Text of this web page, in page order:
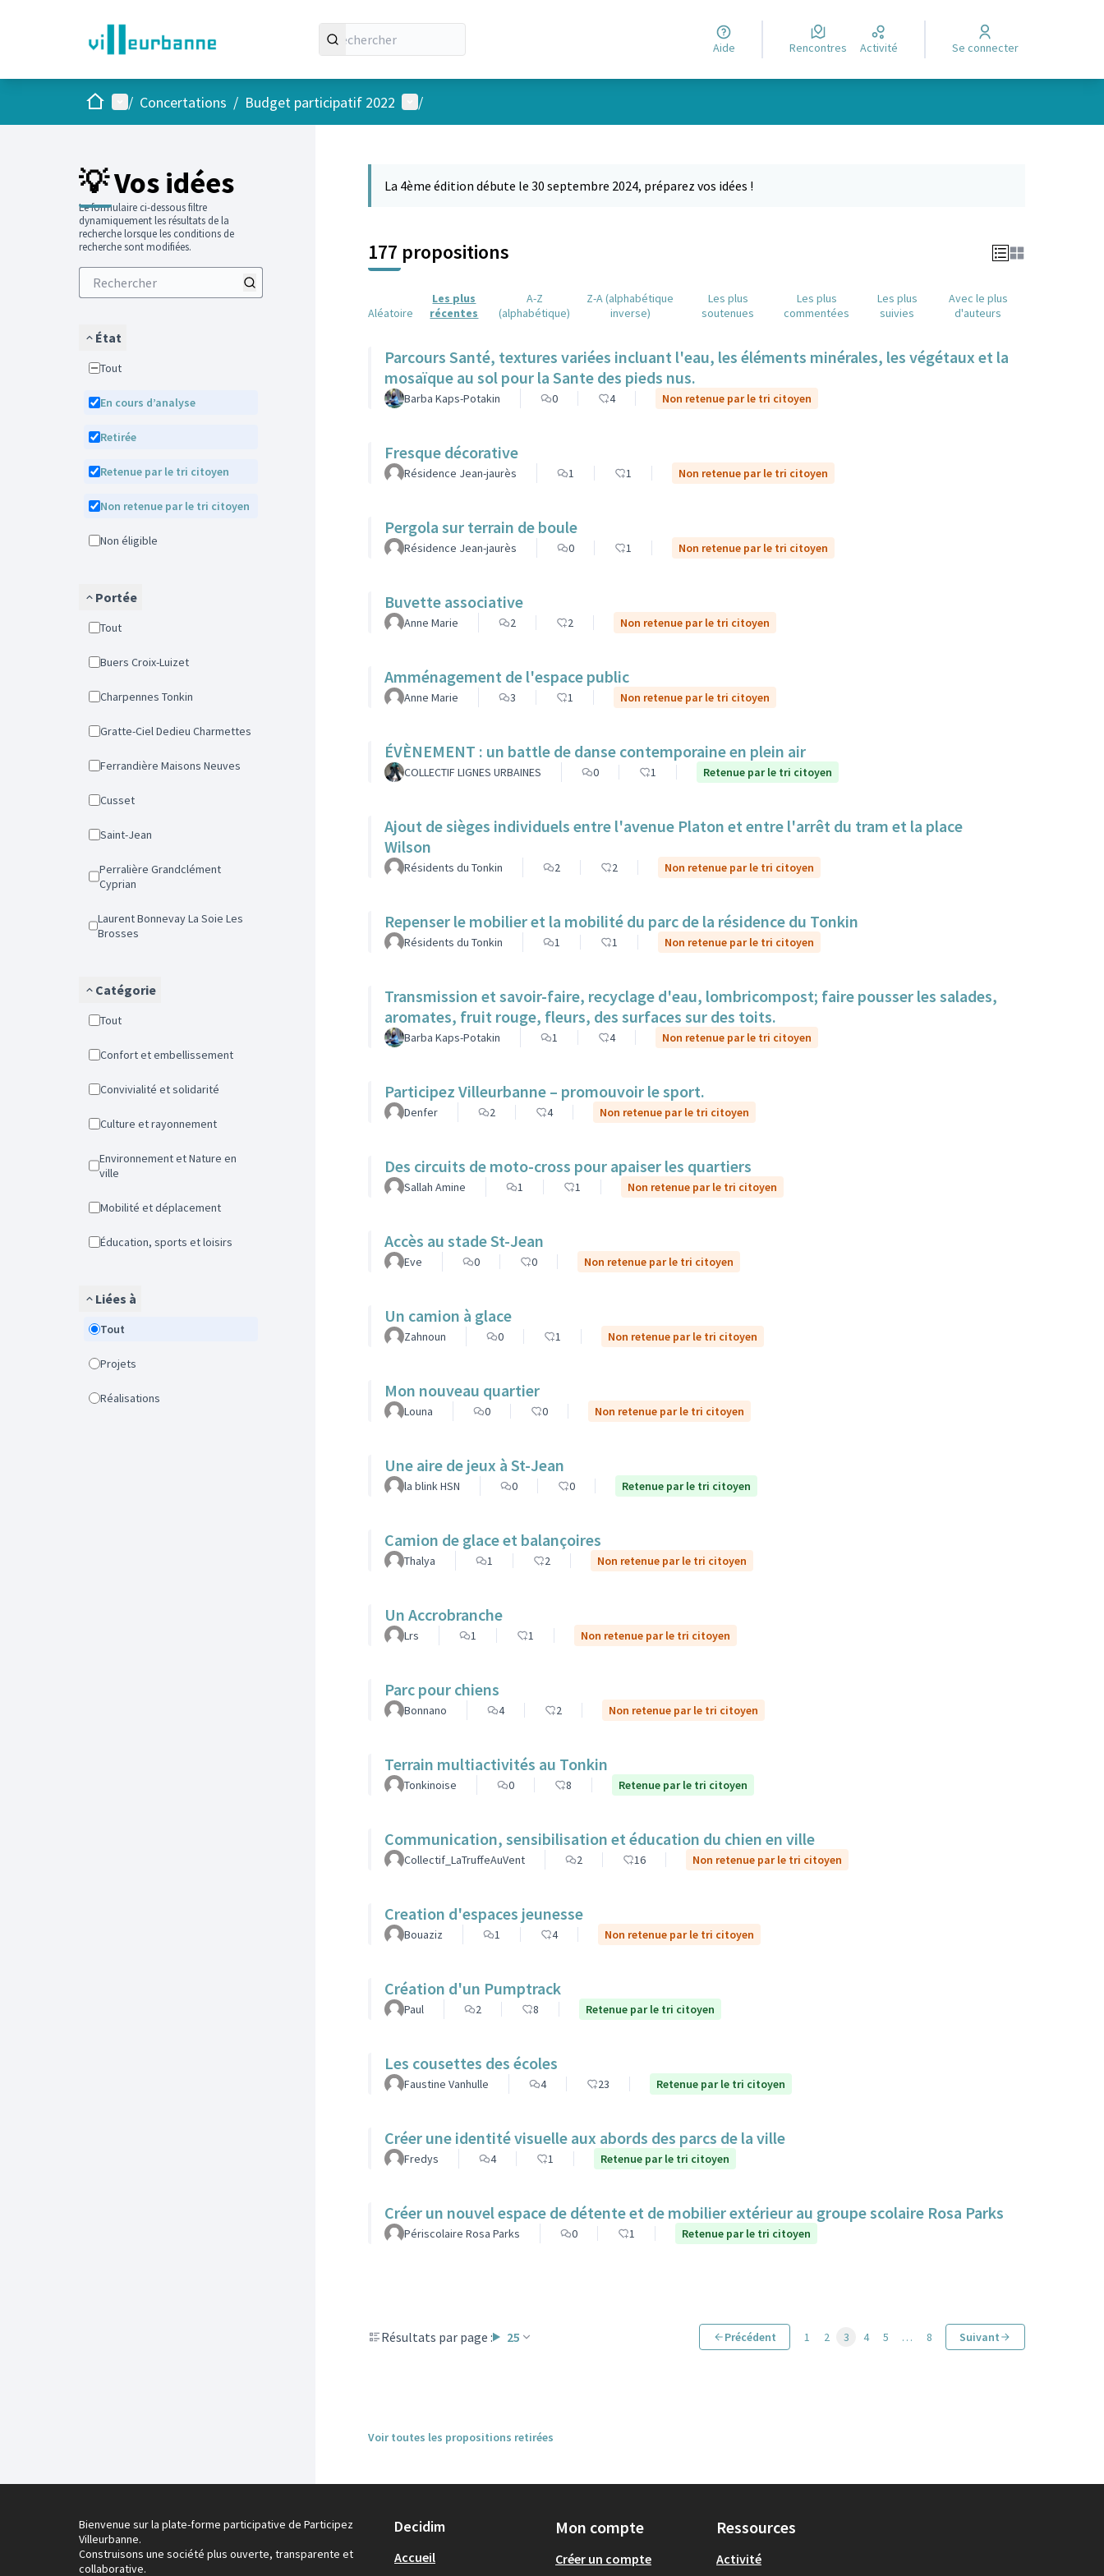
Aide Rencontres Activité Se connecter
AccueilMenu principal
/ Concertations / Budget participatif 2022 Menu utilisateur
/
💡 Vos idées
Le formulaire ci-dessous filtre
dynamiquement les résultats de la
recherche lorsque les conditions de
recherche sont modifiées.
État
Tout
En cours d’analyse
Retirée
Retenue par le tri citoyen
Non retenue par le tri citoyen
Non éligible
Portée
Tout
Buers Croix-Luizet
Charpennes Tonkin
Gratte-Ciel Dedieu Charmettes
Ferrandière Maisons Neuves
Cusset
Saint-Jean
Perralière Grandclément
Cyprian
Laurent Bonnevay La Soie Les
Brosses
Catégorie
Tout
Confort et embellissement
Convivialité et solidarité
Culture et rayonnement
Environnement et Nature en
ville
Mobilité et déplacement
Éducation, sports et loisirs
Liées à
Tout
Projets
Réalisations
La 4ème édition débute le 30 septembre 2024, préparez vos idées !
177 propositions
Aléatoire
Les plus
récentes
A-Z
(alphabétique)
Z-A (alphabétique
inverse)
Les plus
soutenues
Les plus
commentées
Les plus
suivies
Avec le plus
d'auteurs
Parcours Santé, textures variées incluant l'eau, les éléments minérales, les végétaux et la
mosaïque au sol pour la Sante des pieds nus.
Barba Kaps-Potakin 0 4 Non retenue par le tri citoyen
Fresque décorative
Résidence Jean-jaurès 1 1 Non retenue par le tri citoyen
Pergola sur terrain de boule
Résidence Jean-jaurès 0 1 Non retenue par le tri citoyen
Buvette associative
Anne Marie 2 2 Non retenue par le tri citoyen
Amménagement de l'espace public
Anne Marie 3 1 Non retenue par le tri citoyen
ÉVÈNEMENT : un battle de danse contemporaine en plein air
COLLECTIF LIGNES URBAINES 0 1 Retenue par le tri citoyen
Ajout de sièges individuels entre l'avenue Platon et entre l'arrêt du tram et la place
Wilson
Résidents du Tonkin 2 2 Non retenue par le tri citoyen
Repenser le mobilier et la mobilité du parc de la résidence du Tonkin
Résidents du Tonkin 1 1 Non retenue par le tri citoyen
Transmission et savoir-faire, recyclage d'eau, lombricompost; faire pousser les salades,
aromates, fruit rouge, fleurs, des surfaces sur des toits.
Barba Kaps-Potakin 1 4 Non retenue par le tri citoyen
Participez Villeurbanne – promouvoir le sport.
Denfer 2 4 Non retenue par le tri citoyen
Des circuits de moto-cross pour apaiser les quartiers
Sallah Amine 1 1 Non retenue par le tri citoyen
Accès au stade St-Jean
Eve 0 0 Non retenue par le tri citoyen
Un camion à glace
Zahnoun 0 1 Non retenue par le tri citoyen
Mon nouveau quartier
Louna 0 0 Non retenue par le tri citoyen
Une aire de jeux à St-Jean
la blink HSN 0 0 Retenue par le tri citoyen
Camion de glace et balançoires
Thalya 1 2 Non retenue par le tri citoyen
Un Accrobranche
Lrs 1 1 Non retenue par le tri citoyen
Parc pour chiens
Bonnano 4 2 Non retenue par le tri citoyen
Terrain multiactivités au Tonkin
Tonkinoise 0 8 Retenue par le tri citoyen
Communication, sensibilisation et éducation du chien en ville
Collectif_LaTruffeAuVent 2 16 Non retenue par le tri citoyen
Creation d'espaces jeunesse
Bouaziz 1 4 Non retenue par le tri citoyen
Création d'un Pumptrack
Paul 2 8 Retenue par le tri citoyen
Les cousettes des écoles
Faustine Vanhulle 4 23 Retenue par le tri citoyen
Créer une identité visuelle aux abords des parcs de la ville
Fredys 4 1 Retenue par le tri citoyen
Créer un nouvel espace de détente et de mobilier extérieur au groupe scolaire Rosa Parks
Périscolaire Rosa Parks 0 1 Retenue par le tri citoyen
Résultats par page : 25 Précédent 1 2 3 4 5 … 8 Suivant
Voir toutes les propositions retirées
Bienvenue sur la plate-forme participative de Participez
Villeurbanne.
Construisons une société plus ouverte, transparente et
collaborative.
Decidim
Accueil
Mon compte
Créer un compte
Ressources
Activité